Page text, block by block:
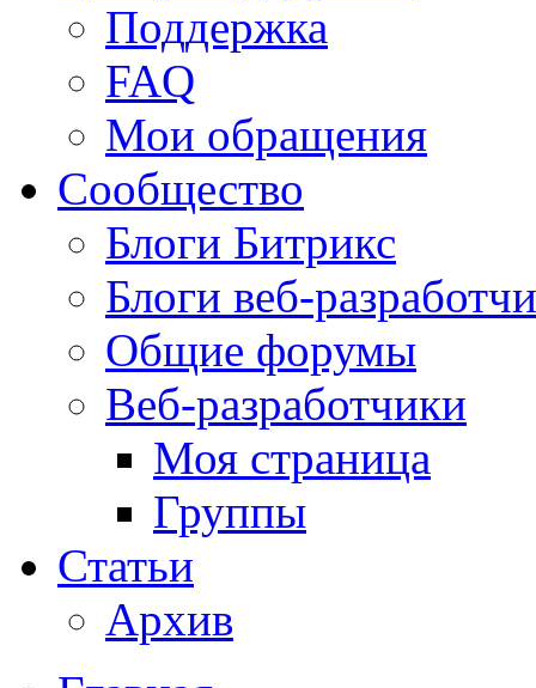
Поддержка
FAQ
Мои обращения
Сообщество
Блоги Битрикс
Блоги веб-
Общие форумы
Веб-разработчики
Моя страница
Группы
Статьи
Архив